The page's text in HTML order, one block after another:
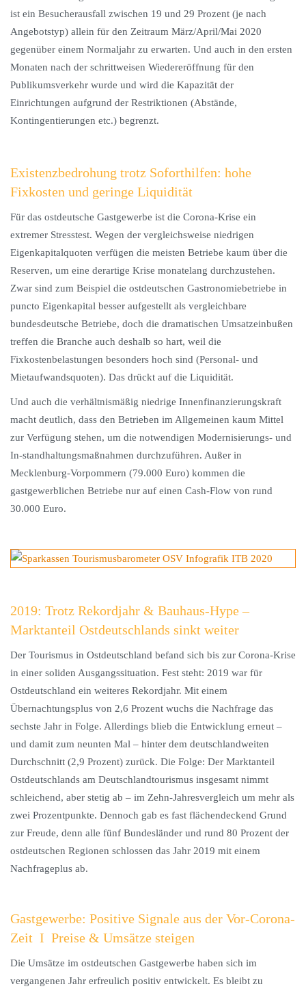
ist ein Besucherausfall zwischen 19 und 29 Prozent (je nach
Angebotstyp) allein für den Zeitraum März/April/Mai 2020
gegenüber einem Normaljahr zu erwarten. Und auch in den ersten
Monaten nach der schrittweisen Wiedereröffnung für den
Publikumsverkehr wurde und wird die Kapazität der
Einrichtungen aufgrund der Restriktionen (Abstände,
Kontingentierungen etc.) begrenzt.
Existenzbedrohung trotz Soforthilfen: hohe
Fixkosten und geringe Liquidität
Für das ostdeutsche Gastgewerbe ist die Corona-Krise ein
extremer Stresstest. Wegen der vergleichsweise niedrigen
Eigenkapitalquoten verfügen die meisten Betriebe kaum über die
Reserven, um eine derartige Krise monatelang durchzustehen.
Zwar sind zum Beispiel die ostdeutschen Gastronomiebetriebe in
puncto Eigenkapital besser aufgestellt als vergleichbare
bundesdeutsche Betriebe, doch die dramatischen Umsatzeinbußen
treffen die Branche auch deshalb so hart, weil die
Fixkostenbelastungen besonders hoch sind (Personal- und
Mietaufwandsquoten). Das drückt auf die Liquidität.
Und auch die verhältnismäßig niedrige Innenfinanzierungskraft
macht deutlich, dass den Betrieben im Allgemeinen kaum Mittel
zur Verfügung stehen, um die notwendigen Modernisierungs- und
In-standhaltungsmaßnahmen durchzuführen. Außer in
Mecklenburg-Vorpommern (79.000 Euro) kommen die
gastgewerblichen Betriebe nur auf einen Cash-Flow von rund
30.000 Euro.
2019: Trotz Rekordjahr & Bauhaus-Hype –
Marktanteil Ostdeutschlands sinkt weiter
Der Tourismus in Ostdeutschland befand sich bis zur Corona-Krise
in einer soliden Ausgangssituation. Fest steht: 2019 war für
Ostdeutschland ein weiteres Rekordjahr. Mit einem
Übernachtungsplus von 2,6 Prozent wuchs die Nachfrage das
sechste Jahr in Folge. Allerdings blieb die Entwicklung erneut –
und damit zum neunten Mal – hinter dem deutschlandweiten
Durchschnitt (2,9 Prozent) zurück. Die Folge: Der Marktanteil
Ostdeutschlands am Deutschlandtourismus insgesamt nimmt
schleichend, aber stetig ab – im Zehn-Jahresvergleich um mehr als
zwei Prozentpunkte. Dennoch gab es fast flächendeckend Grund
zur Freude, denn alle fünf Bundesländer und rund 80 Prozent der
ostdeutschen Regionen schlossen das Jahr 2019 mit einem
Nachfrageplus ab.
Gastgewerbe: Positive Signale aus der Vor-Corona-
Zeit I Preise & Umsätze steigen
Die Umsätze im ostdeutschen Gastgewerbe haben sich im
vergangenen Jahr erfreulich positiv entwickelt. Es bleibt zu